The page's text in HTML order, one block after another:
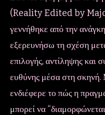
(Reality Edited by
γεννήθηκε από την
εξερευνήσω τη σχέση
επιλογής, αντίληψης και
ευθύνης μέσα στη
ενδιέφερε το πώς η
μπορεί να